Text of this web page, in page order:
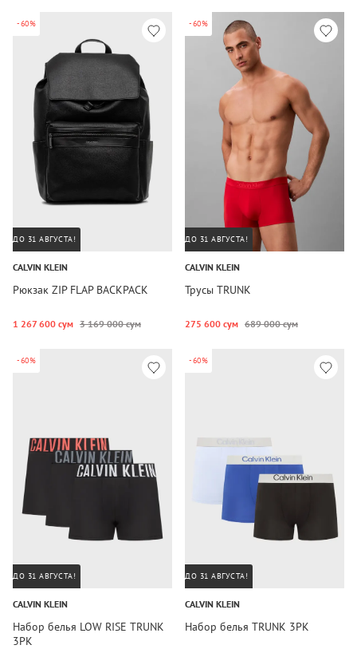
-60%
ДО 31 АВГУСТА!
CALVIN KLEIN
Рюкзак ZIP FLAP BACKPACK
1 267 600 сум 3 169 000 сум
-60%
ДО 31 АВГУСТА!
CALVIN KLEIN
Трусы TRUNK
275 600 сум 689 000 сум
-60%
ДО 31 АВГУСТА!
CALVIN KLEIN
Набор белья LOW RISE TRUNK
3PK
-60%
ДО 31 АВГУСТА!
CALVIN KLEIN
Набор белья TRUNK 3PK